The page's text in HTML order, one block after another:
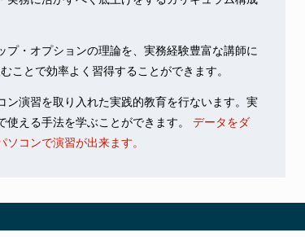
・オプションの理論を、実務経験豊富な講師に
ことで効率よく習得することができます。
ン演習を取り入れた実践的教育を行ないます。実
える手法を学ぶことができます。 データをダ
コンで演習が出来ます。